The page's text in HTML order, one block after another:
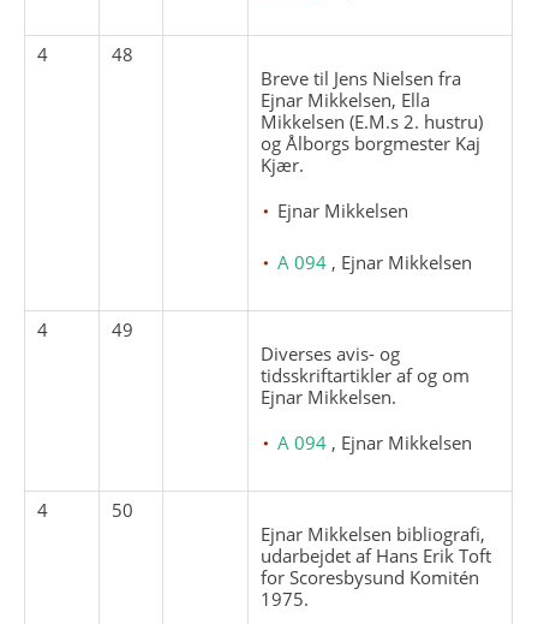
4
48
Breve til Jens Nielsen fra
Ejnar Mikkelsen, Ella
Mikkelsen (E.M.s 2. hustru)
og Ålborgs borgmester Kaj
Kjær.
Ejnar Mikkelsen
A 094 , Ejnar Mikkelsen
4
49
Diverses avis- og
tidsskriftartikler af og om
Ejnar Mikkelsen.
A 094 , Ejnar Mikkelsen
4
50
Ejnar Mikkelsen bibliografi,
udarbejdet af Hans Erik Toft
for Scoresbysund Komitén
1975.